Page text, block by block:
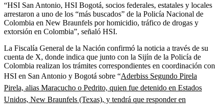
“HSI San Antonio, HSI Bogotá, socios federales, estatales y locales
arrestaron a uno de los “más buscados” de la Policía Nacional de
Colombia en New Braunfels por homicidio, tráfico de drogas y
extorsión en Colombia”, señaló HSI.
La Fiscalía General de la Nación confirmó la noticia a través de su
cuenta de X, donde indica que junto con la Sijín de la Policía de
Colombia realizan los trámites correspondientes en coordinación con
HSI en San Antonio y Bogotá sobre “Aderbiss Segundo Pirela
Pirela, alias Maracucho o Pedrito, quien fue detenido en Estados
Unidos, New Braunfels (Texas), y tendrá que responder en